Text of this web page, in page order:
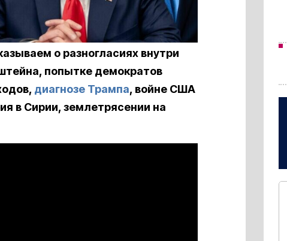
о разногласиях внутри
попытке демократов
диагнозе Трампа, войне США
в Сирии, землетрясении на